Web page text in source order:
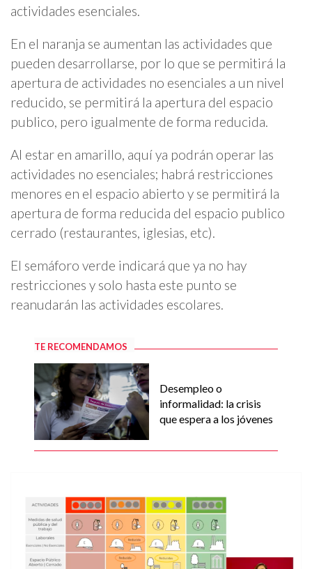
actividades esenciales.
En el naranja se aumentan las actividades que
pueden desarrollarse, por lo que se permitirá la
apertura de actividades no esenciales a un nivel
reducido, se permitirá la apertura del espacio
publico, pero igualmente de forma reducida.
Al estar en amarillo, aquí ya podrán operar las
actividades no esenciales; habrá restricciones
menores en el espacio abierto y se permitirá la
apertura de forma reducida del espacio publico
cerrado (restaurantes, iglesias, etc).
El semáforo verde indicará que ya no hay
restricciones y solo hasta este punto se
reanudarán las actividades escolares.
TE RECOMENDAMOS
Desempleo o
informalidad: la crisis
que espera a los jóvenes